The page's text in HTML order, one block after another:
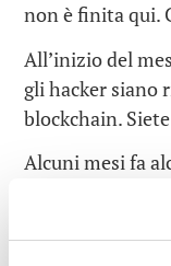
non è finita qui.
All’inizio del
gli hacker siano
blockchain.
Alcuni mesi fa
azienda hanno
su false offerte